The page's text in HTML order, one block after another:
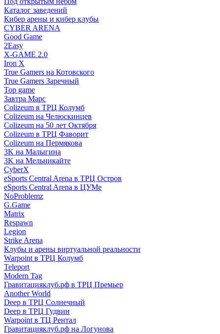
Каталог заведений
Кибер арены и кибер клубы
CYBER ARENA
Good Game
2Easy
X-GAME 2.0
Iron X
True Gamers на Котовского
True Gamers Заречный
Top game
Завтра Марс
Colizeum в ТРЦ Колумб
Colizeum на Челюскинцев
Colizeum на 50 лет Октября
Colizeum в ТРЦ Фаворит
Colizeum на Пермякова
3K на Малыгина
3K на Мельникайте
CyberX
eSports Central Arena в ТРЦ Остров
eSports Central Arena в ЦУМе
NoProblemz
G.Game
Matrix
Respawn
Legion
Strike Arena
Клубы и арены виртуальной реальности
Warpoint в ТРЦ Колумб
Teleport
Modern Tag
Гравитацияклуб.рф в ТРЦ Премьер
Another World
Deep в ТРЦ Солнечный
Deep в ТРЦ Гудвин
Warpoint в ТЦ Рентал
Гравитацияклуб.рф на Логунова